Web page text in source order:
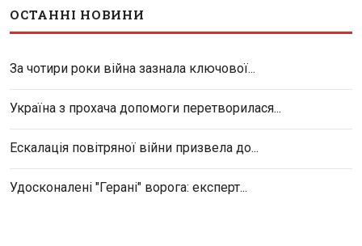
ОСТАННІ НОВИНИ
За чотири роки війна зазнала ключової...
Україна з прохача допомоги перетворилася...
Ескалація повітряної війни призвела до...
Удосконалені "Герані" ворога: експерт...